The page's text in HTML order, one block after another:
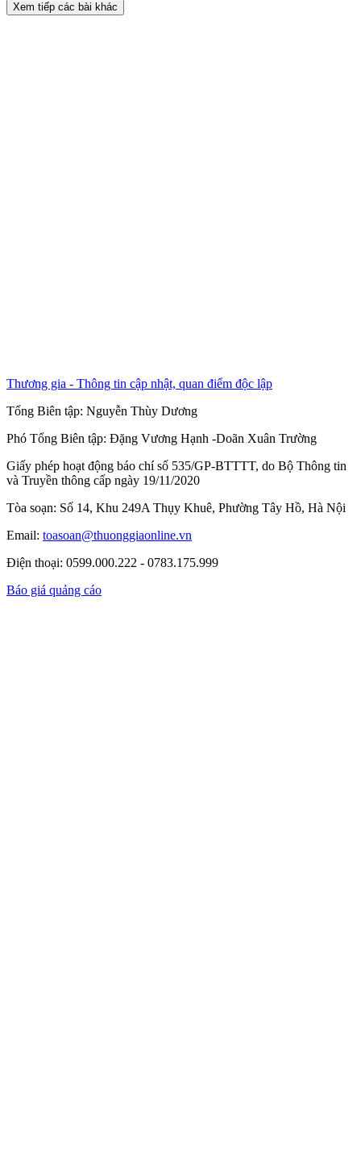
Xem tiếp các bài khác
Thương gia - Thông tin cập nhật, quan điểm độc lập
Tổng Biên tập: Nguyễn Thùy Dương
Phó Tổng Biên tập: Đặng Vương Hạnh -Doãn Xuân Trường
Giấy phép hoạt động báo chí số 535/GP-BTTTT, do Bộ Thông tin
và Truyền thông cấp ngày 19/11/2020
Tòa soạn: Số 14, Khu 249A Thụy Khuê, Phường Tây Hồ, Hà Nội
Email: toasoan@thuonggiaonline.vn
Điện thoại: 0599.000.222 - 0783.175.999
Báo giá quảng cáo